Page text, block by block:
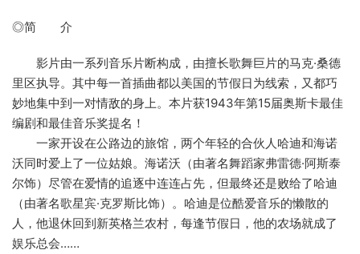
◎简 介
影片由一系列音乐片断构成，由擅长歌舞巨片的马克·桑德
里区执导。其中每一首插曲都以美国的节假日为线索，又都巧
妙地集中到一对情敌的身上。本片获1943年第15届奥斯卡最佳
编剧和最佳音乐奖提名！
一家开设在公路边的旅馆，两个年轻的合伙人哈迪和海诺
沃同时爱上了一位姑娘。海诺沃（由著名舞蹈家弗雷德·阿斯泰
尔饰）尽管在爱情的追逐中连连占先，但最终还是败给了哈迪
（由著名歌星宾·克罗斯比饰）。哈迪是位酷爱音乐的懒散的
人，他退休回到新英格兰农村，每逢节假日，他的农场就成了
娱乐总会……